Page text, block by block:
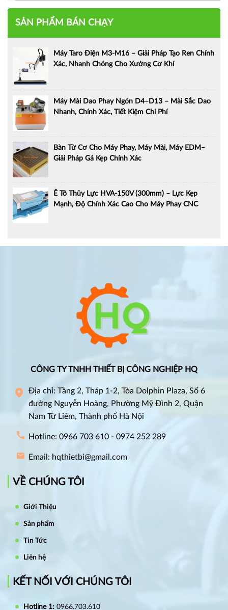
SẢN PHẨM BÁN CHẠY
Máy Taro Điện M3-M16 – Giải Pháp Tạo Ren Chính
Xác, Nhanh Chóng Cho Xưởng Cơ Khí
Máy Mài Dao Phay Ngón D4–D13 – Mài Sắc Dao
Nhanh, Chính Xác, Tiết Kiệm Chi Phí
Bàn Từ Cơ Cho Máy Phay, Máy Mài, Máy EDM–
Giải Pháp Gá Kẹp Chính Xác
Ê Tô Thủy Lực HVA-150V (300mm) – Lực Kẹp
Mạnh, Độ Chính Xác Cao Cho Máy Phay CNC
CÔNG TY TNHH THIẾT BỊ CÔNG NGHIỆP HQ
Địa chỉ: Tầng 2, Tháp 1-2, Tòa Dolphin Plaza, Số 6
đường Nguyễn Hoàng, Phường Mỹ Đình 2, Quận
Nam Từ Liêm, Thành phố Hà Nội
Hotline: 0966 703 610 - 0974 252 289
Email: hqthietbi@gmail.com
VỀ CHÚNG TÔI
Giới Thiệu
Sản phẩm
Tin Tức
Liên hệ
KẾT NỐI VỚI CHÚNG TÔI
Hotline 1: 0966.703.610